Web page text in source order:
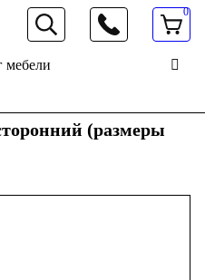
066 472 19 61
0
мебели
(размеры